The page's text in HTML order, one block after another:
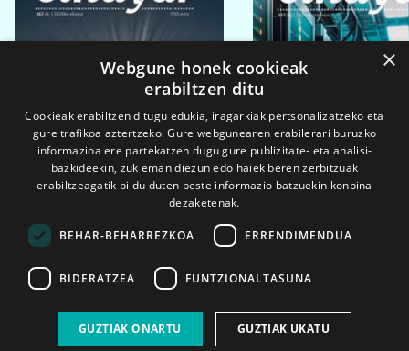
2026ko eka. 1a 2026ko mar. 1a
×
Webgune honek cookieak
erabiltzen ditu
Cookieak erabiltzen ditugu edukia, iragarkiak pertsonalizatzeko eta
gure trafikoa aztertzeko. Gure webgunearen erabilerari buruzko
informazioa ere partekatzen dugu gure publizitate- eta analisi-
bazkideekin, zuk eman diezun edo haiek beren zerbitzuak
erabiltzeagatik bildu duten beste informazio batzuekin konbina
dezaketenak.
BEHAR-BEHARREZKOA ERRENDIMENDUA
BIDERATZEA FUNTZIONALTASUNA
GUZTIAK ONARTU GUZTIAK UKATU